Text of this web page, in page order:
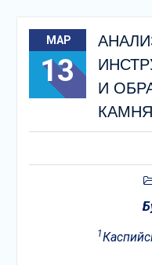
МАР
13
И
КАМНЯ
1